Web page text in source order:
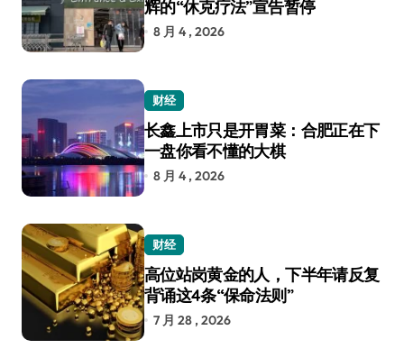
辉的“休克疗法”宣告暂停
8 月 4 , 2026
财经
长鑫上市只是开胃菜：合肥正在下
一盘你看不懂的大棋
8 月 4 , 2026
财经
高位站岗黄金的人，下半年请反复
背诵这4条“保命法则”
7 月 28 , 2026